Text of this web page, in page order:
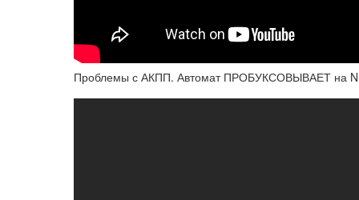
Проблемы с АКПП. Автомат ПРОБУКСОВЫВАЕТ на